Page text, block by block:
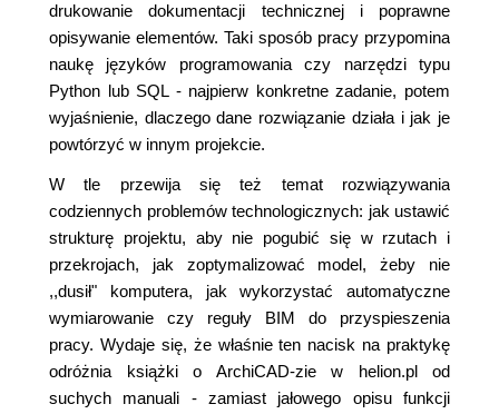
drukowanie dokumentacji technicznej i poprawne
opisywanie elementów. Taki sposób pracy przypomina
naukę języków programowania czy narzędzi typu
Python lub SQL - najpierw konkretne zadanie, potem
wyjaśnienie, dlaczego dane rozwiązanie działa i jak je
powtórzyć w innym projekcie.
W tle przewija się też temat rozwiązywania
codziennych problemów technologicznych: jak ustawić
strukturę projektu, aby nie pogubić się w rzutach i
przekrojach, jak zoptymalizować model, żeby nie
,,dusił" komputera, jak wykorzystać automatyczne
wymiarowanie czy reguły BIM do przyspieszenia
pracy. Wydaje się, że właśnie ten nacisk na praktykę
odróżnia książki o ArchiCAD-zie w helion.pl od
suchych manuali - zamiast jałowego opisu funkcji